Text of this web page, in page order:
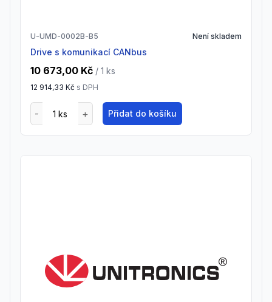
U-UMD-0002B-B5 Není skladem
drive s komunikací CANbus
10 673,00 Kč / 1 ks
12 914,33 Kč s DPH
Přidat do košíku